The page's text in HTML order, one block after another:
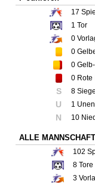
17
1 Tor
0
0
0
0 Rote
S 8
U 1
N 10
ALLE
102
8 Tore
3